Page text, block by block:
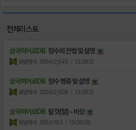
전체리스트
삼국히어로DB 장수의 전법 및 설명
꽃밭에서 조회수:2,645 | 13.08.12
삼국히어로DB 장수 병종 및 설명
꽃밭에서 조회수:2,608 | 13.08.12
삼국히어로DB 탈것(말) - 비상
꽃밭에서 조회수:183 | 13.08.09